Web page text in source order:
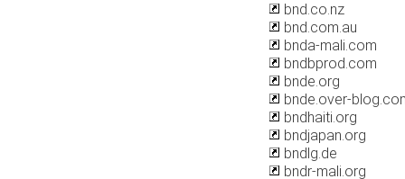
bnd.co.nz
bnd.com.au
bnda-mali.com
bndbprod.com
bnde.org
bnde.over-
bndhaiti.org
bndjapan.org
bndlg.de
bndr-mali.org